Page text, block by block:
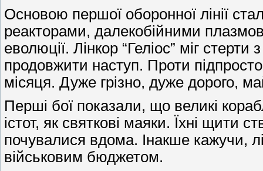
Основою першої оборонної лінії
реакторами, далекобійними
еволюції. Лінкор “Геліос” міг
продовжити наступ. Проти
місяця. Дуже грізно, дуже дорого,
Перші бої показали, що великі
істот, як святкові маяки. Їхні щити
почувалися вдома. Інакше кажучи,
військовим бюджетом.